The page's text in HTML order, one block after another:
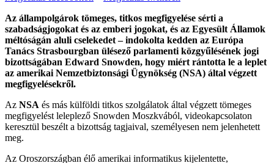
Az állampolgárok tömeges, titkos megfigyelése sérti a
szabadságjogokat és az emberi jogokat, és az Egyesült Államok
méltóságán aluli cselekedet – indokolta kedden az Európa
Tanács Strasbourgban ülésező parlamenti közgyűlésének jogi
bizottságában Edward Snowden, hogy miért rántotta le a leplet
az amerikai Nemzetbiztonsági Ügynökség (NSA) által végzett
megfigyelésekről.
Az NSA és más külföldi titkos szolgálatok által végzett tömeges
megfigyelést leleplező Snowden Moszkvából, videokapcsolaton
keresztül beszélt a bizottság tagjaival, személyesen nem jelenhetett
meg.
Az Oroszországban élő amerikai informatikus kijelentette,